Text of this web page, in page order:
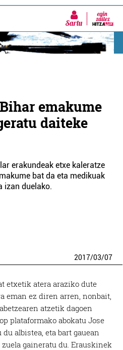
Sartu
emakume
daiteke
erakundeak etxe kaleratze
bat da eta medikuak
izan duelako.
2017/03/07
etxetik atera araziko dute
eman ez diren arren, nonbait,
atzetik dagoen
plataformako abokatu Jose
albistea, eta bart gauean
gaineratu du. Erauskinek